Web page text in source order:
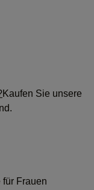
Kaufen Sie unsere
für Frauen